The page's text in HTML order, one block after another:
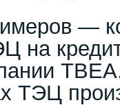
—
на
ТЭЦ